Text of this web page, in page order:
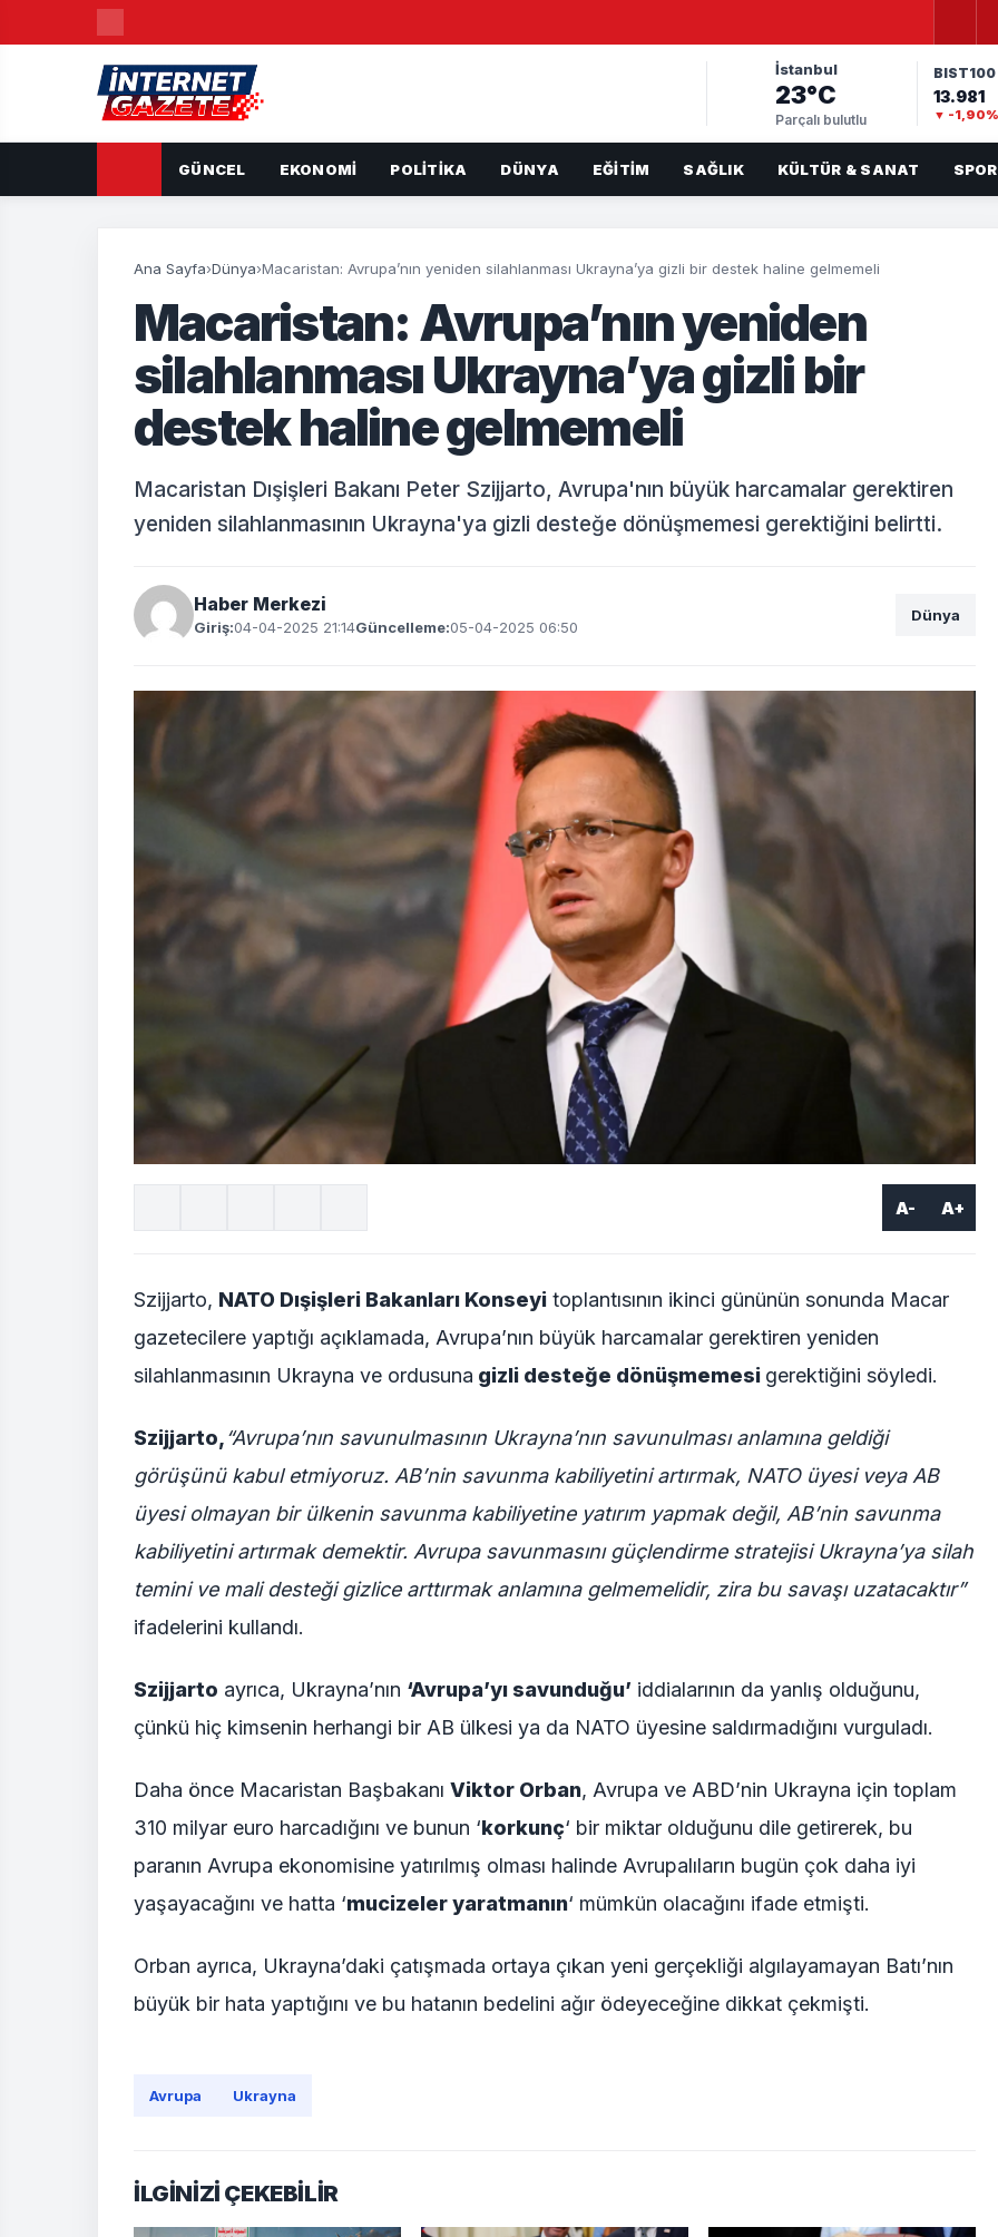
İstanbul
23°C
Parçalı bulutlu
BIST100
13.981
▼ -1,90%
GÜNCEL EKONOMI POLITIKA DÜNYA EĞITIM SAĞLIK KÜLTÜR & SANAT SPOR
Ana Sayfa›Dünya›Macaristan: Avrupa’nın yeniden silahlanması Ukrayna’ya gizli bir destek haline gelmemeli
Macaristan: Avrupa’nın yeniden
silahlanması Ukrayna’ya gizli bir
destek haline gelmemeli
Macaristan Dışişleri Bakanı Peter Szijjarto, Avrupa'nın büyük harcamalar gerektiren
yeniden silahlanmasının Ukrayna'ya gizli desteğe dönüşmemesi gerektiğini belirtti.
Haber Merkezi
Giriş:04-04-2025 21:14Güncelleme:05-04-2025 06:50
Dünya
A- A+
Szijjarto, NATO Dışişleri Bakanları Konseyi toplantısının ikinci gününün sonunda Macar
gazetecilere yaptığı açıklamada, Avrupa’nın büyük harcamalar gerektiren yeniden
silahlanmasının Ukrayna ve ordusuna gizli desteğe dönüşmemesi gerektiğini söyledi.
Szijjarto,“Avrupa’nın savunulmasının Ukrayna’nın savunulması anlamına geldiği
görüşünü kabul etmiyoruz. AB’nin savunma kabiliyetini artırmak, NATO üyesi veya AB
üyesi olmayan bir ülkenin savunma kabiliyetine yatırım yapmak değil, AB’nin savunma
kabiliyetini artırmak demektir. Avrupa savunmasını güçlendirme stratejisi Ukrayna’ya silah
temini ve mali desteği gizlice arttırmak anlamına gelmemelidir, zira bu savaşı uzatacaktır”
ifadelerini kullandı.
Szijjarto ayrıca, Ukrayna’nın ‘Avrupa’yı savunduğu’ iddialarının da yanlış olduğunu,
çünkü hiç kimsenin herhangi bir AB ülkesi ya da NATO üyesine saldırmadığını vurguladı.
Daha önce Macaristan Başbakanı Viktor Orban, Avrupa ve ABD’nin Ukrayna için toplam
310 milyar euro harcadığını ve bunun ‘korkunç‘ bir miktar olduğunu dile getirerek, bu
paranın Avrupa ekonomisine yatırılmış olması halinde Avrupalıların bugün çok daha iyi
yaşayacağını ve hatta ‘mucizeler yaratmanın‘ mümkün olacağını ifade etmişti.
Orban ayrıca, Ukrayna’daki çatışmada ortaya çıkan yeni gerçekliği algılayamayan Batı’nın
büyük bir hata yaptığını ve bu hatanın bedelini ağır ödeyeceğine dikkat çekmişti.
Avrupa Ukrayna
İLGİNİZİ ÇEKEBİLİR